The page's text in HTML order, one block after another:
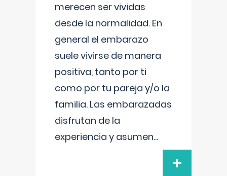
merecen ser vividas
desde la normalidad. En
general el embarazo
suele vivirse de manera
positiva, tanto por ti
como por tu pareja y/o la
familia. Las embarazadas
disfrutan de la
experiencia y asumen...
+